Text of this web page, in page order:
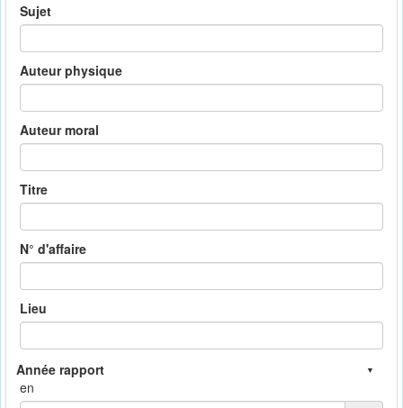
Sujet
Auteur physique
Auteur moral
Titre
N° d'affaire
Lieu
en